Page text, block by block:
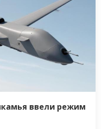
ввели режим